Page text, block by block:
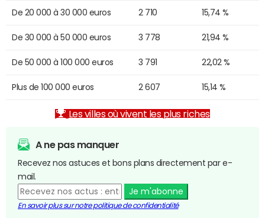
De 20 000 à 30 000 euros 2 710 15,74 %
De 30 000 à 50 000 euros 3 778 21,94 %
De 50 000 à 100 000 euros 3 791 22,02 %
Plus de 100 000 euros 2 607 15,14 %
Les villes où vivent les plus riches
A ne pas manquer
Recevez nos astuces et bons plans directement par e-
mail.
Je m'abonne
En savoir plus sur notre politique de confidentialité